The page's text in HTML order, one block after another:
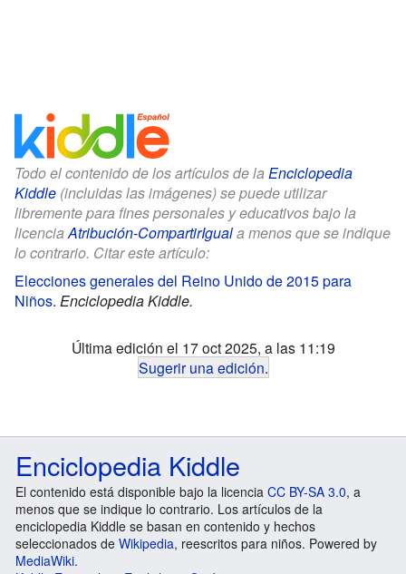
Todo el contenido de los artículos de la Enciclopedia
Kiddle (incluidas las imágenes) se puede utilizar
libremente para fines personales y educativos bajo la
licencia Atribución-CompartirIguala menos que se indique
lo contrario. Citar este artículo:
Elecciones generales del Reino Unido de 2015 para
Niños. Enciclopedia Kiddle.
Última edición el 17 oct 2025, a las 11:19
Sugerir una edición.
Enciclopedia Kiddle
El contenido está disponible bajo la licencia CC BY-SA 3.0, a
menos que se indique lo contrario. Los artículos de la
enciclopedia Kiddle se basan en contenido y hechos
seleccionados de Wikipedia, reescritos para niños. Powered by
MediaWiki.